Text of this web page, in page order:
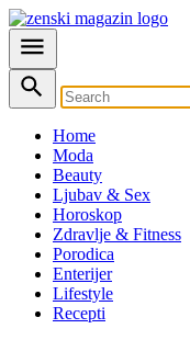
Home
Moda
Beauty
Ljubav & Sex
Horoskop
Zdravlje & Fitness
Porodica
Enterijer
Lifestyle
Recepti